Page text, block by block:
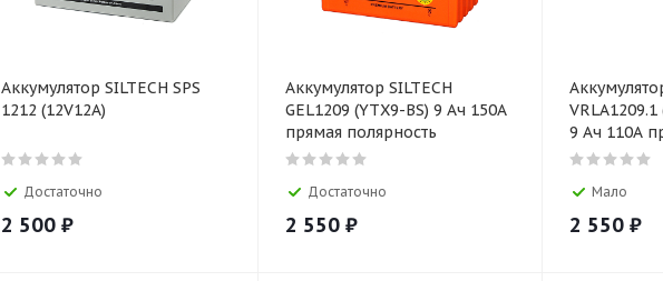
Аккумулятор SILTECH SPS
1212 (12V12A)
Достаточно
2 500 ₽
Аккумулятор SILTECH
GEL1209 (YTX9-BS) 9 Ач 150А
прямая полярность
Достаточно
2 550 ₽
VRLA1209.1
9 Ач 110А
Мало
2 550 ₽